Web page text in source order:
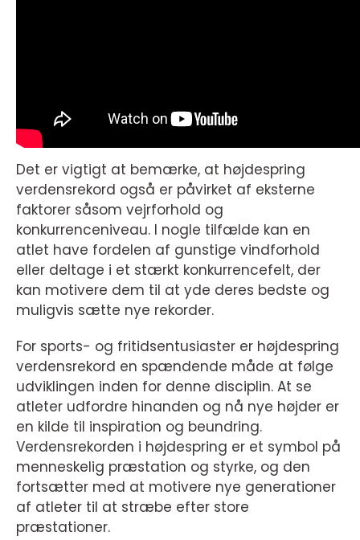
Det er vigtigt at bemærke, at højdespring
verdensrekord også er påvirket af eksterne
faktorer såsom vejrforhold og
konkurrenceniveau. I nogle tilfælde kan en
atlet have fordelen af gunstige vindforhold
eller deltage i et stærkt konkurrencefelt, der
kan motivere dem til at yde deres bedste og
muligvis sætte nye rekorder.
For sports- og fritidsentusiaster er højdespring
verdensrekord en spændende måde at følge
udviklingen inden for denne disciplin. At se
atleter udfordre hinanden og nå nye højder er
en kilde til inspiration og beundring.
Verdensrekorden i højdespring er et symbol på
menneskelig præstation og styrke, og den
fortsætter med at motivere nye generationer
af atleter til at stræbe efter store
præstationer.